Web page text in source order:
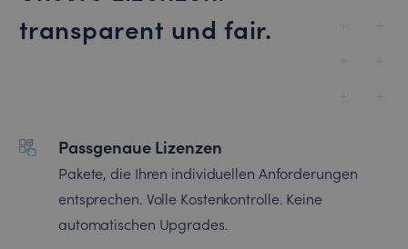
transparent und fair.
Passgenaue Lizenzen
Pakete, die Ihren individuellen Anforderungen
entsprechen. Volle Kostenkontrolle. Keine
automatischen Upgrades.